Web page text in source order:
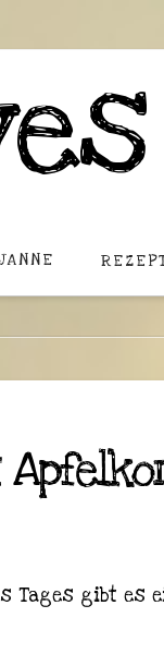
Tages gibt es